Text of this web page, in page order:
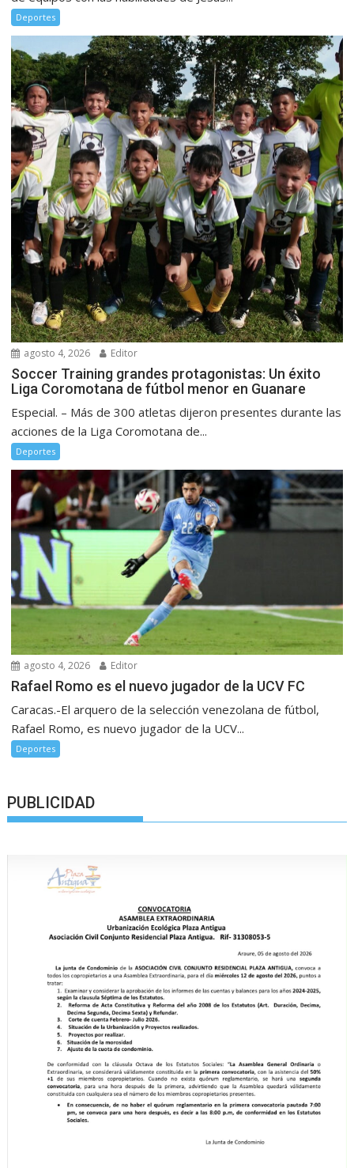
Deportes
agosto 4, 2026 Editor
Soccer Training grandes protagonistas: Un éxito
Liga Coromotana de fútbol menor en Guanare
Especial. – Más de 300 atletas dijeron presentes durante las
acciones de la Liga Coromotana de...
Deportes
agosto 4, 2026 Editor
Rafael Romo es el nuevo jugador de la UCV FC
Caracas.-El arquero de la selección venezolana de fútbol,
Rafael Romo, es nuevo jugador de la UCV...
Deportes
PUBLICIDAD